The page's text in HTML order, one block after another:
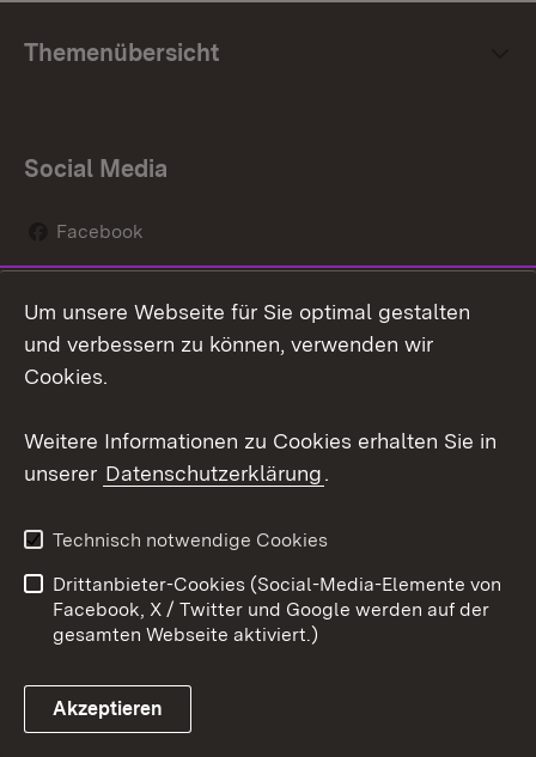
Themenübersicht
Social Media
Facebook
Social Wall
Youtube
Link zum Landesportal
Kontakt
Datenschutz
Barrierefreiheit
Impressum Cookies
Um unsere Webseite für Sie optimal gestalten
und verbessern zu können, verwenden wir
Cookies.
Weitere Informationen zu Cookies erhalten Sie in
unserer Datenschutzerklärung.
Technisch notwendige Cookies
Drittanbieter-Cookies (Social-Media-Elemente von
Facebook, X / Twitter und Google werden auf der
gesamten Webseite aktiviert.)
Akzeptieren